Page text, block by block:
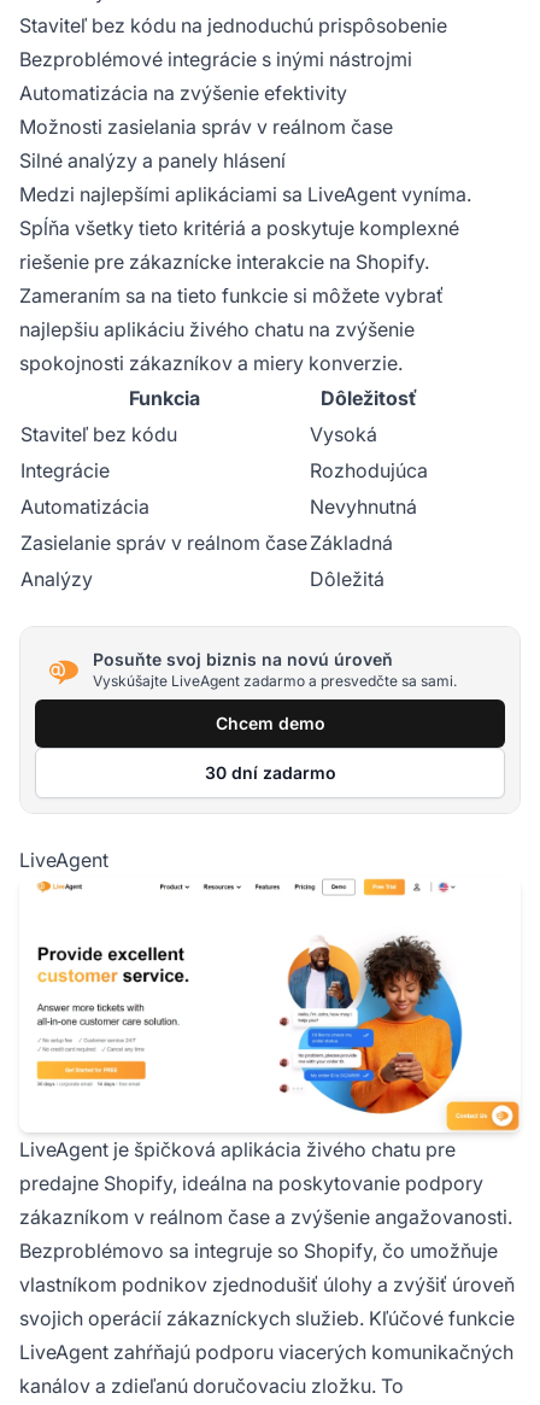
Staviteľ bez kódu na jednoduchú prispôsobenie
Bezproblémové integrácie s inými nástrojmi
Automatizácia na zvýšenie efektivity
Možnosti zasielania správ v reálnom čase
Silné analýzy a panely hlásení
Medzi najlepšími aplikáciami sa LiveAgent vyníma.
Spĺňa všetky tieto kritériá a poskytuje komplexné
riešenie pre zákaznícke interakcie na Shopify.
Zameraním sa na tieto funkcie si môžete vybrať
najlepšiu aplikáciu živého chatu na zvýšenie
spokojnosti zákazníkov a miery konverzie.
Funkcia
Dôležitosť
Staviteľ bez kódu
Vysoká
Integrácie
Rozhodujúca
Automatizácia
Nevyhnutná
Zasielanie správ v reálnom časeZákladná
Analýzy
Dôležitá
Posuňte svoj biznis na novú úroveň
Vyskúšajte LiveAgent zadarmo a presvedčte sa sami.
Chcem demo
30 dní zadarmo
LiveAgent
LiveAgent je špičková aplikácia živého chatu pre
predajne Shopify, ideálna na poskytovanie podpory
zákazníkom v reálnom čase a zvýšenie angažovanosti.
Bezproblémovo sa integruje so Shopify, čo umožňuje
vlastníkom podnikov zjednodušiť úlohy a zvýšiť úroveň
svojich operácií zákazníckych služieb. Kľúčové funkcie
LiveAgent zahŕňajú podporu viacerých komunikačných
kanálov a zdieľanú doručovaciu zložku. To